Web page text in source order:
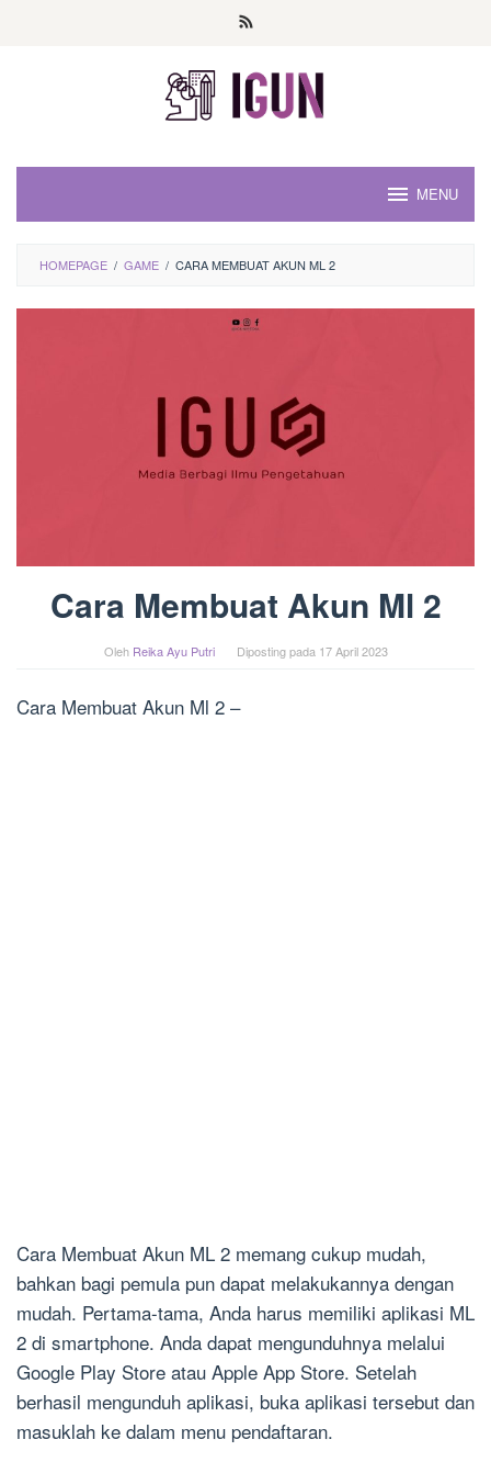
MENU
HOMEPAGE / GAME / CARA MEMBUAT AKUN ML 2
Cara Membuat Akun Ml 2
Oleh Reika Ayu Putri Diposting pada 17 April 2023
Cara Membuat Akun Ml 2 –
Cara Membuat Akun ML 2 memang cukup mudah,
bahkan bagi pemula pun dapat melakukannya dengan
mudah. Pertama-tama, Anda harus memiliki aplikasi ML
2 di smartphone. Anda dapat mengunduhnya melalui
Google Play Store atau Apple App Store. Setelah
berhasil mengunduh aplikasi, buka aplikasi tersebut dan
masuklah ke dalam menu pendaftaran.